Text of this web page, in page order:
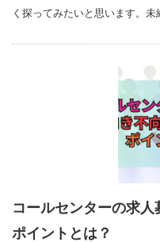
く探ってみたいと思います。
コールセンターの求
ポイントとは？